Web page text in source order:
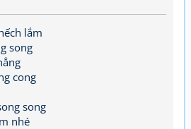
lắm
song
cong
song
nhé